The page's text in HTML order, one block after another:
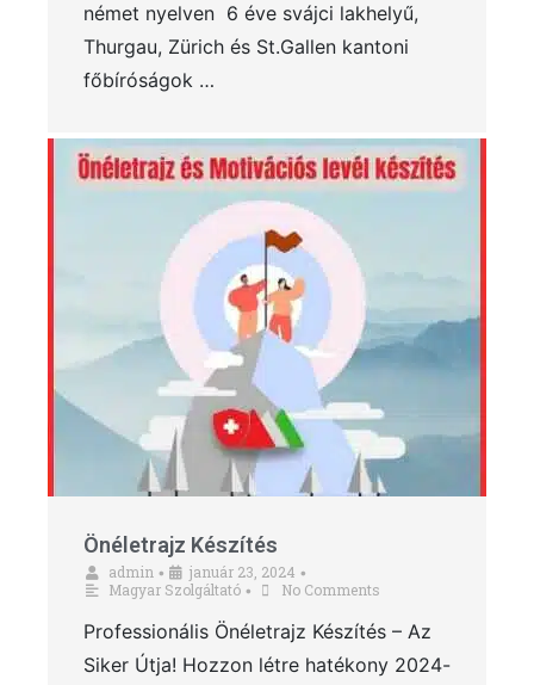
német nyelven 6 éve svájci lakhelyű,
Thurgau, Zürich és St.Gallen kantoni
főbíróságok …
Önéletrajz Készítés
admin • január 23, 2024 •
Magyar Szolgáltató • No Comments
Professionális Önéletrajz Készítés – Az
Siker Útja! Hozzon létre hatékony 2024-